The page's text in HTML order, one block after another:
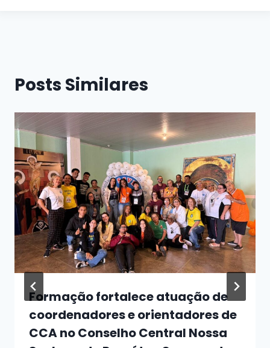
Posts Similares
Formação fortalece atuação de
coordenadores e orientadores de
CCA no Conselho Central Nossa